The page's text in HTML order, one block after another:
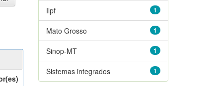
1
Ilpf
1
Mato Grosso
1
Sinop-MT
1
Sistemas integrados